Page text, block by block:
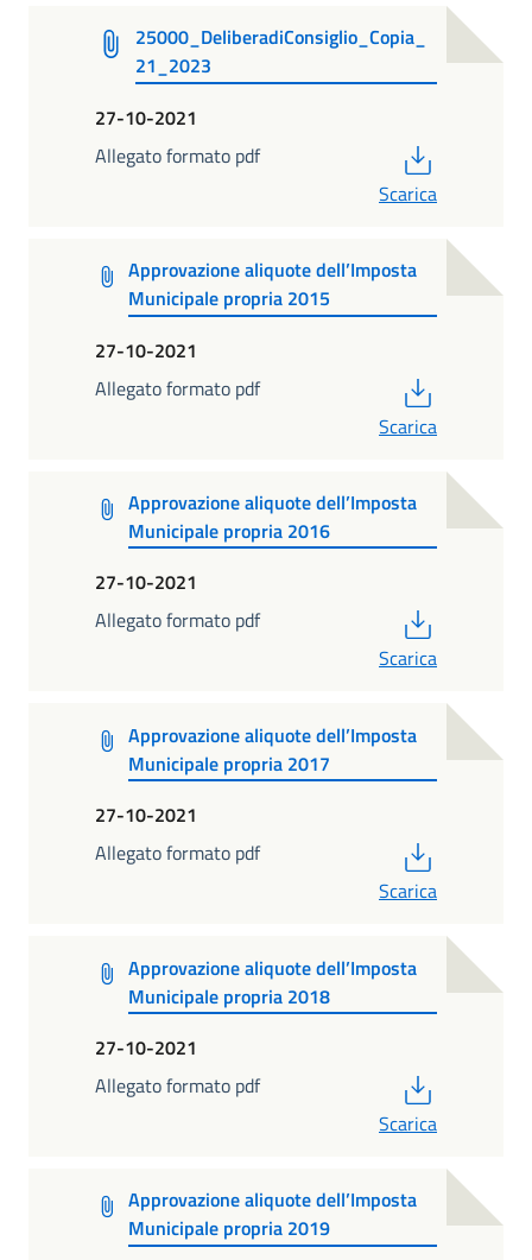
25000_DeliberadiConsiglio_Copia_
21_2023
27-10-2021
Allegato formato pdf
Scarica
Approvazione aliquote dell’Imposta
Municipale propria 2015
27-10-2021
Allegato formato pdf
Scarica
Approvazione aliquote dell’Imposta
Municipale propria 2016
27-10-2021
Allegato formato pdf
Scarica
Approvazione aliquote dell’Imposta
Municipale propria 2017
27-10-2021
Allegato formato pdf
Scarica
Approvazione aliquote dell’Imposta
Municipale propria 2018
27-10-2021
Allegato formato pdf
Scarica
Approvazione aliquote dell’Imposta
Municipale propria 2019